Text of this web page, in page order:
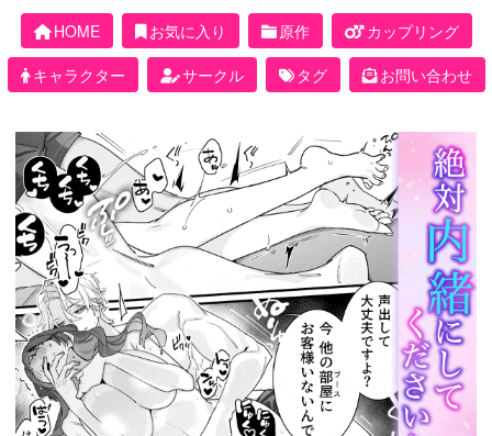
HOME お気に入り 原作
カップリング
キャラクター
サークル タグ お問い合わせ